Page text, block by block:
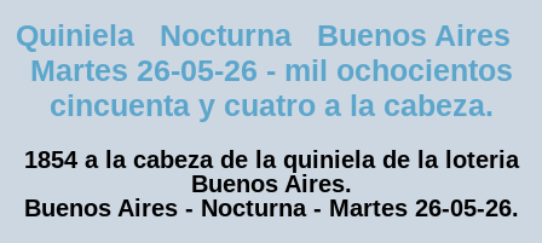
Quiniela Nocturna Buenos Aires
Martes 26-05-26 - mil ochocientos
cincuenta y cuatro a la cabeza.
1854 a la cabeza de la quiniela de la loteria
Buenos Aires.
Buenos Aires - Nocturna - Martes 26-05-26.